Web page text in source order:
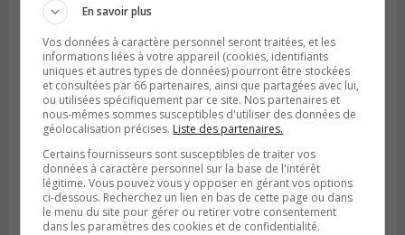
valoriser des cendres d’incinération
En savoir plus
Vos données à caractère personnel seront traitées, et les
informations liées à votre appareil (cookies, identifiants
uniques et autres types de données) pourront être stockées
et consultées par 66 partenaires, ainsi que partagées avec lui,
ou utilisées spécifiquement par ce site. Nos partenaires et
nous-mêmes sommes susceptibles d'utiliser des données de
géolocalisation précises. Liste des partenaires.
Certains fournisseurs sont susceptibles de traiter vos
données à caractère personnel sur la base de l'intérêt
légitime. Vous pouvez vous y opposer en gérant vos options
ci-dessous. Recherchez un lien en bas de cette page ou dans
le menu du site pour gérer ou retirer votre consentement
dans les paramètres des cookies et de confidentialité.